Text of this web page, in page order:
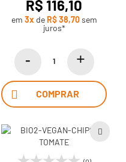
R$ 116,10
em 3x deR$ 38,70sem
juros*
COMPRAR